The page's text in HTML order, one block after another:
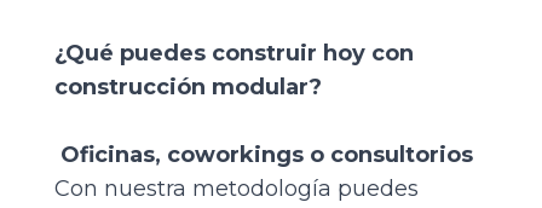
¿Qué puedes construir hoy con
construcción modular?
Oficinas, coworkings o consultorios
Con nuestra metodología puedes